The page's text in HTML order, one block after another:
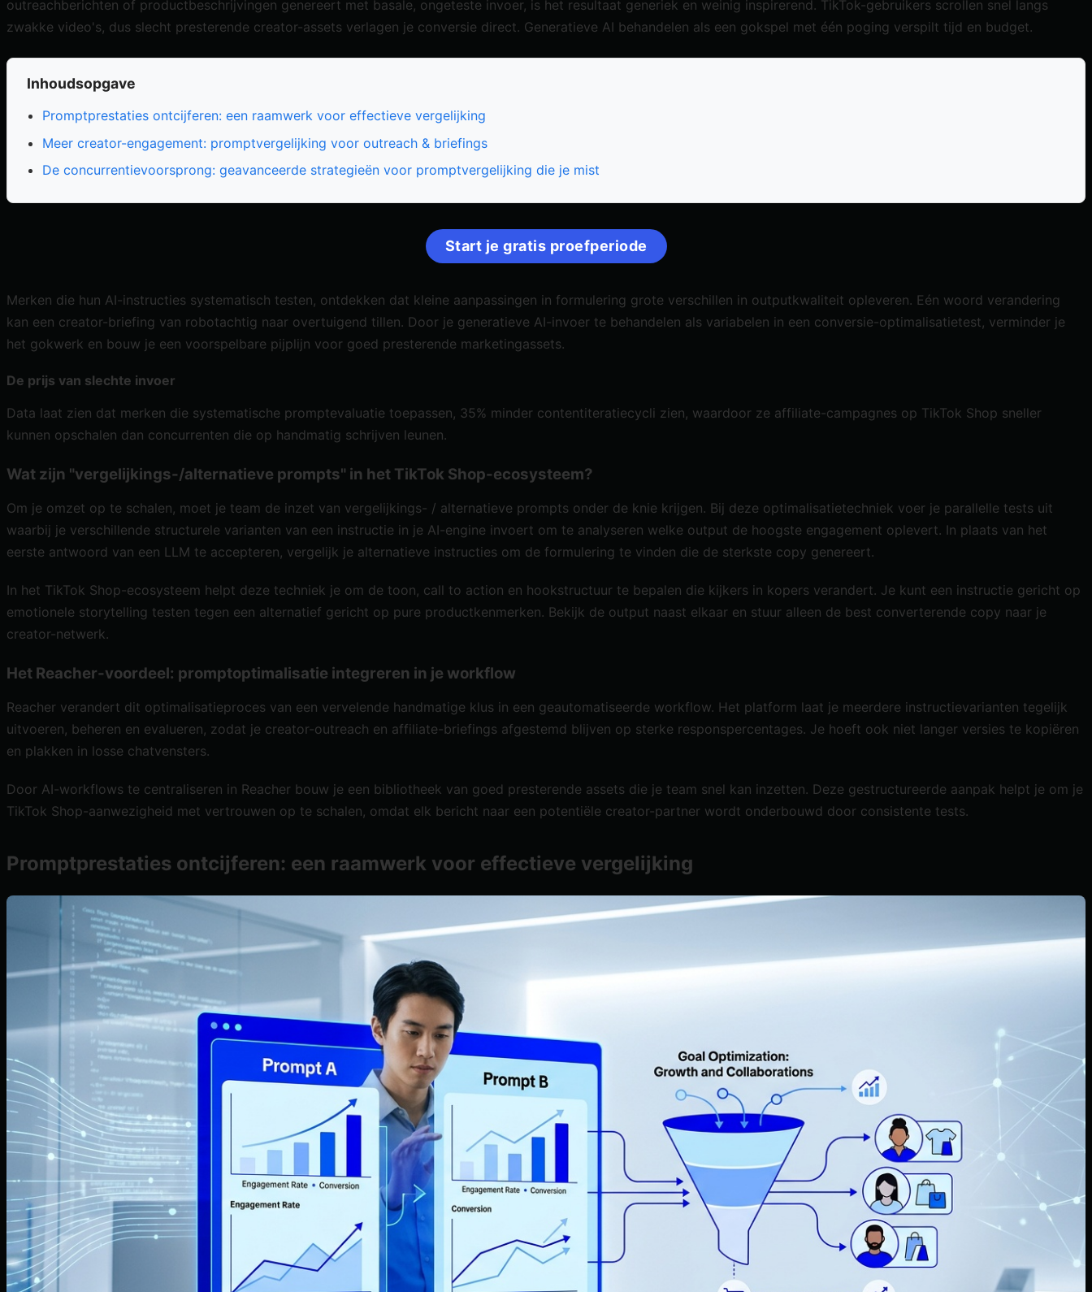
outreachberichten of productbeschrijvingen genereert met basale, ongeteste invoer, is het resultaat generiek en weinig inspirerend. TikTok-gebruikers scrollen snel langs
zwakke video's, dus slecht presterende creator-assets verlagen je conversie direct. Generatieve AI behandelen als een gokspel met één poging verspilt tijd en budget.
Inhoudsopgave
Promptprestaties ontcijferen: een raamwerk voor effectieve vergelijking
Meer creator-engagement: promptvergelijking voor outreach & briefings
De concurrentievoorsprong: geavanceerde strategieën voor promptvergelijking die je mist
Start je gratis proefperiode
Merken die hun AI-instructies systematisch testen, ontdekken dat kleine aanpassingen in formulering grote verschillen in outputkwaliteit opleveren. Eén woord verandering
kan een creator-briefing van robotachtig naar overtuigend tillen. Door je generatieve AI-invoer te behandelen als variabelen in een conversie-optimalisatietest, verminder je
het gokwerk en bouw je een voorspelbare pijplijn voor goed presterende marketingassets.
De prijs van slechte invoer
Data laat zien dat merken die systematische promptevaluatie toepassen, 35% minder contentiteratiecycli zien, waardoor ze affiliate-campagnes op TikTok Shop sneller
kunnen opschalen dan concurrenten die op handmatig schrijven leunen.
Wat zijn "vergelijkings-/alternatieve prompts" in het TikTok Shop-ecosysteem?
Om je omzet op te schalen, moet je team de inzet van vergelijkings- / alternatieve prompts onder de knie krijgen. Bij deze optimalisatietechniek voer je parallelle tests uit
waarbij je verschillende structurele varianten van een instructie in je AI-engine invoert om te analyseren welke output de hoogste engagement oplevert. In plaats van het
eerste antwoord van een LLM te accepteren, vergelijk je alternatieve instructies om de formulering te vinden die de sterkste copy genereert.
In het TikTok Shop-ecosysteem helpt deze techniek je om de toon, call to action en hookstructuur te bepalen die kijkers in kopers verandert. Je kunt een instructie gericht op
emotionele storytelling testen tegen een alternatief gericht op pure productkenmerken. Bekijk de output naast elkaar en stuur alleen de best converterende copy naar je
creator-netwerk.
Het Reacher-voordeel: promptoptimalisatie integreren in je workflow
Reacher verandert dit optimalisatieproces van een vervelende handmatige klus in een geautomatiseerde workflow. Het platform laat je meerdere instructievarianten tegelijk
uitvoeren, beheren en evalueren, zodat je creator-outreach en affiliate-briefings afgestemd blijven op sterke responspercentages. Je hoeft ook niet langer versies te kopiëren
en plakken in losse chatvensters.
Door AI-workflows te centraliseren in Reacher bouw je een bibliotheek van goed presterende assets die je team snel kan inzetten. Deze gestructureerde aanpak helpt je om je
TikTok Shop-aanwezigheid met vertrouwen op te schalen, omdat elk bericht naar een potentiële creator-partner wordt onderbouwd door consistente tests.
Promptprestaties ontcijferen: een raamwerk voor effectieve vergelijking